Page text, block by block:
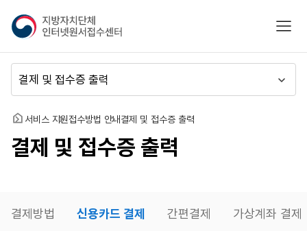
지
방
자
치
단
체
인
넷
원
수
센
모바
뉴
동
홈 서비스 지원접수방법 안내결제 및 접수증 출력
결제 및 접수증 출력
결제방법 신용카드 결제 간편결제 가상계좌 결제